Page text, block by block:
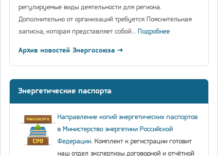
регулируемые виды деятельности для региона.
Дополнительно от организаций требуется Пояснительная
записка, которая представляет собой… Подробнее
Архив новостей Энергосоюза →
Энергетические паспорта
Направление копий энергетических паспортов
в Министерство энергетики Российской
Федерации. Комплект к регистрации готовит
наш отдел экспертизы договорной и отчётной